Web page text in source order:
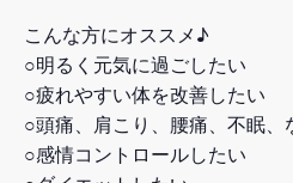
こんな方にオススメ♪
○明るく元気に過ごしたい
○疲れやすい体を改善したい
○頭痛、肩こり、腰痛、不眠、
○感情コントロールしたい